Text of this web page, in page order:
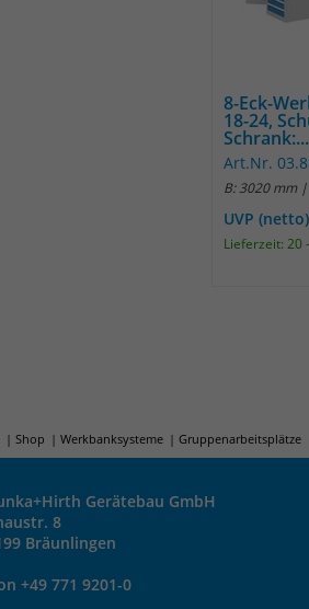
8-Eck-
18-24,
Schrank:...
Art.Nr.
B: 3020 mm
UVP
Lieferzeit: 20
Shop Werkbanksysteme Gruppenarbeitsplätze
Gerätebau GmbH
8
Bräunlingen
+49 771 9201-0